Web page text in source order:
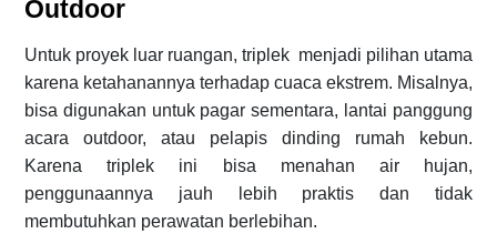
Outdoor
Untuk proyek luar ruangan, triplek menjadi pilihan utama
karena ketahanannya terhadap cuaca ekstrem. Misalnya,
bisa digunakan untuk pagar sementara, lantai panggung
acara outdoor, atau pelapis dinding rumah kebun.
Karena triplek ini bisa menahan air hujan,
penggunaannya jauh lebih praktis dan tidak
membutuhkan perawatan berlebihan.